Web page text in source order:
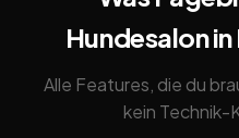
Hundesalon
Alle Features, die du
kein